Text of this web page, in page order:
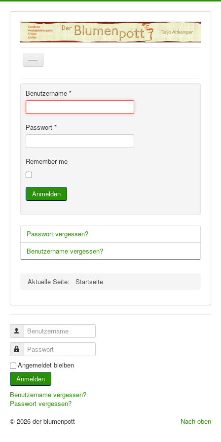
Toggle
Home
Impressum/Datenschutz
Benutzername *
Passwort *
Remember me
Anmelden
Passwort vergessen?
Benutzername vergessen?
Aktuelle Seite: Startseite
Benutzername
Passwort
Angemeldet bleiben
Anmelden
Benutzername vergessen?
Passwort vergessen?
Nach oben
© 2026 der blumenpott